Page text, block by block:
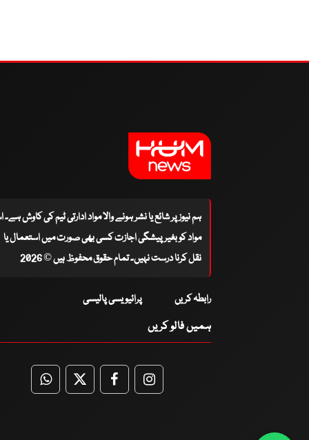
ہم نیوز پر شائع یا نشر ہونے والا مواد ادارتی ٹیم کی کاوش
مواد کو بغیر پیشگی اجازت کسی بھی صورت میں استعمال یا
نقل کرنا درست نہیں۔ تمام حقوق محفوظ ہیں © 2026
رابطہ کریں پرائیویسی پالیسی
ہمیں فالو کریں
WhatsApp
TwitterFacebookFacebook